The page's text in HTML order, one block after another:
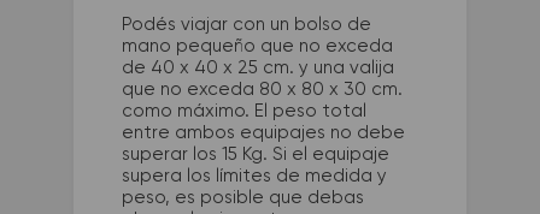
Podés viajar con un bolso de
mano pequeño que no exceda
de 40 x 40 x 25 cm. y una valija
que no exceda 80 x 80 x 30 cm.
como máximo. El peso total
entre ambos equipajes no debe
superar los 15 Kg. Si el equipaje
supera los límites de medida y
peso, es posible que debas